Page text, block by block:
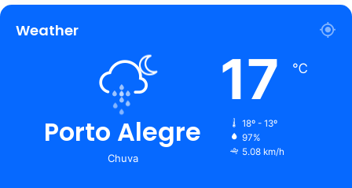
Weather
Porto Alegre
Chuva
17 ℃
18º - 13º
97%
5.08 km/h